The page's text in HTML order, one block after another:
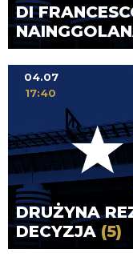
DI
DRUŻYNA
DECYZJA (5)
04.07
17:40